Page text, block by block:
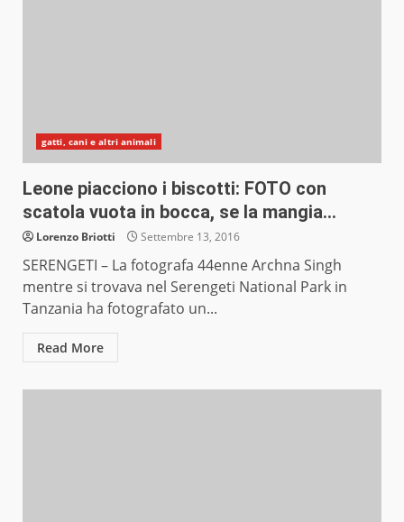
gatti, cani e altri animali
Leone piacciono i biscotti: FOTO con
scatola vuota in bocca, se la mangia…
Lorenzo Briotti Settembre 13, 2016
SERENGETI – La fotografa 44enne Archna Singh
mentre si trovava nel Serengeti National Park in
Tanzania ha fotografato un...
Read More